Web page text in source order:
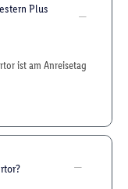
Plus
ist am Anreisetag